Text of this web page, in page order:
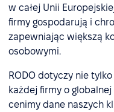
w całej Unii
firmy gospodarują i
zapewniając większą
osobowymi.
RODO dotyczy nie
każdej firmy o
cenimy dane naszych